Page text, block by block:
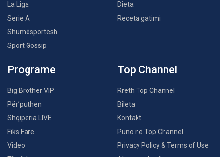
La Liga
Serie A
Shumësportësh
Sport Gossip
Dieta
Receta gatimi
Programe
Big Brother VIP
Për’puthen
Shqipëria LIVE
Fiks Fare
Video
Top Channel
Rreth Top Channel
Bileta
Kontakt
Puno në Top Channel
Privacy Policy & Terms of Use